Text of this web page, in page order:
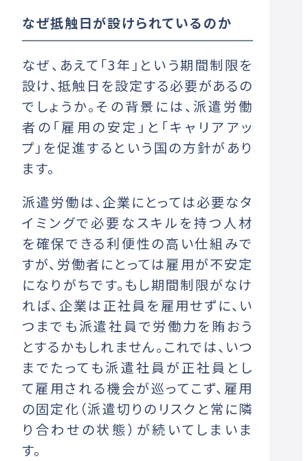
なぜ抵触日が設けられているのか
なぜ、あえて「3年」という期間制限を
設け、抵触日を設定する必要があるの
でしょうか。その背景には、派遣労働
者の「雇用の安定」と「キャリアアッ
プ」を促進するという国の方針があり
ます。
派遣労働は、企業にとっては必要なタ
イミングで必要なスキルを持つ人材
を確保できる利便性の高い仕組みで
すが、労働者にとっては雇用が不安定
になりがちです。もし期間制限がなけ
れば、企業は正社員を雇用せずに、い
つまでも派遣社員で労働力を賄おう
とするかもしれません。これでは、いつ
までたっても派遣社員が正社員とし
て雇用される機会が巡ってこず、雇用
の固定化（派遣切りのリスクと常に隣
り合わせの状態）が続いてしまいま
す。